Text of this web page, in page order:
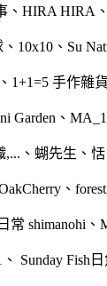
、 HIRA HIRA 、
、 10x10、 Su
、 1+1=5 手作雜貨
Garden 、
,... 、 蝴先生 、 恬
、
常 shimanohi 、
、 Sunday Fish